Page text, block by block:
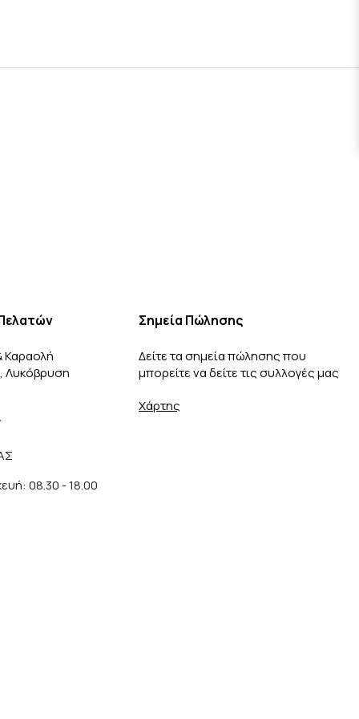
Καραολή
Λυκόβρυση
08.30 - 18.00
Σημεία Πώλησης
Δείτε τα σημεία πώλησης που
μπορείτε να δείτε τις συλλογές μας
Χάρτης